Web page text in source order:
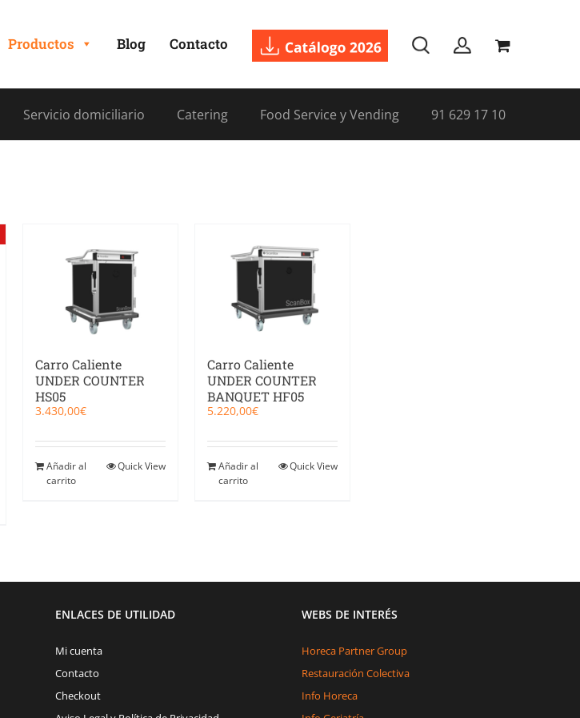
Productos Blog Contacto
Servicio domiciliario Catering Food Service y Vending 91 629 17 10
Carro Caliente
UNDER COUNTER
HS05
3.430,00€
Añadir al
carrito
Quick View
Carro Caliente
UNDER COUNTER
BANQUET HF05
5.220,00€
Añadir al
carrito
Quick View
ENLACES DE UTILIDAD
Mi cuenta
Contacto
Checkout
WEBS DE INTERÉS
Horeca Partner Group
Restauración Colectiva
Info Horeca